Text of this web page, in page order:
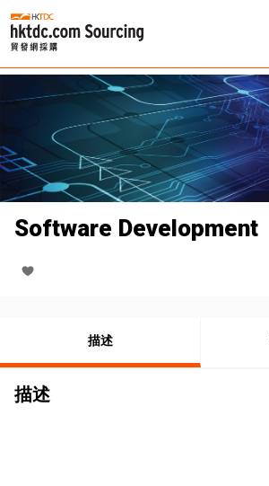
Software Development
描述
描述